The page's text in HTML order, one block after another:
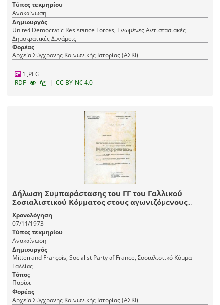
Τύπος τεκμηρίου
Ανακοίνωση
Δημιουργός
United Democratic Resistance Forces, Ενωμένες Αντιστασιακές
Δημοκρατικές Δυνάμεις
Φορέας
Αρχεία Σύγχρονης Κοινωνικής Ιστορίας (ΑΣΚΙ)
1 JPEG
RDF
| CC BY-NC 4.0
Δήλωση Συμπαράστασης του ΓΓ του Γαλλικού
Σοσιαλιστικού Κόμματος στους αγωνιζόμενους
Έλληνες
Χρονολόγηση
07/11/1973
Τύπος τεκμηρίου
Ανακοίνωση
Δημιουργός
Mitterrand François, Socialist Party of France, Σοσιαλιστικό Κόμμα
Γαλλίας
Τόπος
Παρίσι
Φορέας
Αρχεία Σύγχρονης Κοινωνικής Ιστορίας (ΑΣΚΙ)